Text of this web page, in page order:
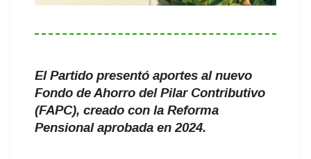
El Partido presentó aportes al nuevo
Fondo de Ahorro del Pilar Contributivo
(FAPC), creado con la Reforma
Pensional aprobada en 2024.